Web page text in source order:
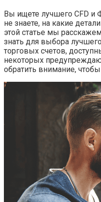
Вы ищете лучшего CFD и
не знаете, на какие
этой статье мы
знать для выбора
торговых счетов,
некоторых
обратить внимание,